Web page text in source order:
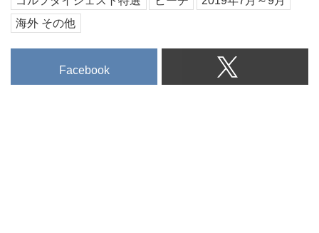
海外 その他
Facebook